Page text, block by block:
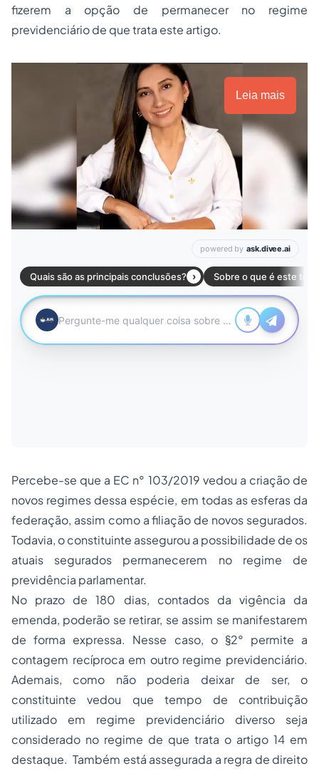
fizerem a opção de permanecer no regime
previdenciário de que trata este artigo.
Leia mais
Percebe-se que a EC n° 103/2019 vedou a criação de
novos regimes dessa espécie, em todas as esferas da
federação, assim como a filiação de novos segurados.
Todavia, o constituinte assegurou a possibilidade de os
atuais segurados permanecerem no regime de
previdência parlamentar.
No prazo de 180 dias, contados da vigência da
emenda, poderão se retirar, se assim se manifestarem
de forma expressa. Nesse caso, o §2° permite a
contagem recíproca em outro regime previdenciário.
Ademais, como não poderia deixar de ser, o
constituinte vedou que tempo de contribuição
utilizado em regime previdenciário diverso seja
considerado no regime de que trata o artigo 14 em
destaque. Também está assegurada a regra de direito